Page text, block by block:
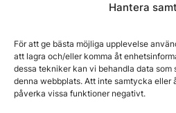
Hantera
För att ge bästa möjliga upplevelse
att lagra och/eller komma åt
dessa tekniker kan vi behandla data som
denna webbplats. Att inte samtycka eller
påverka vissa funktioner negativt.
Kontakta oss